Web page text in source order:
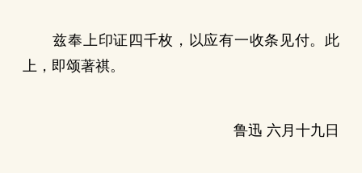
兹奉上印证四千枚，以应有一收条见付。此
上，即颂著祺。
鲁迅 六月十九日